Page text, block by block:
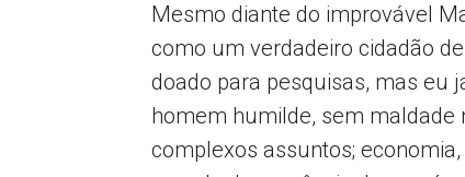
Mesmo diante do improvável
como um verdadeiro cidadão
doado para pesquisas, mas eu
homem humilde, sem maldade
complexos assuntos; economia,